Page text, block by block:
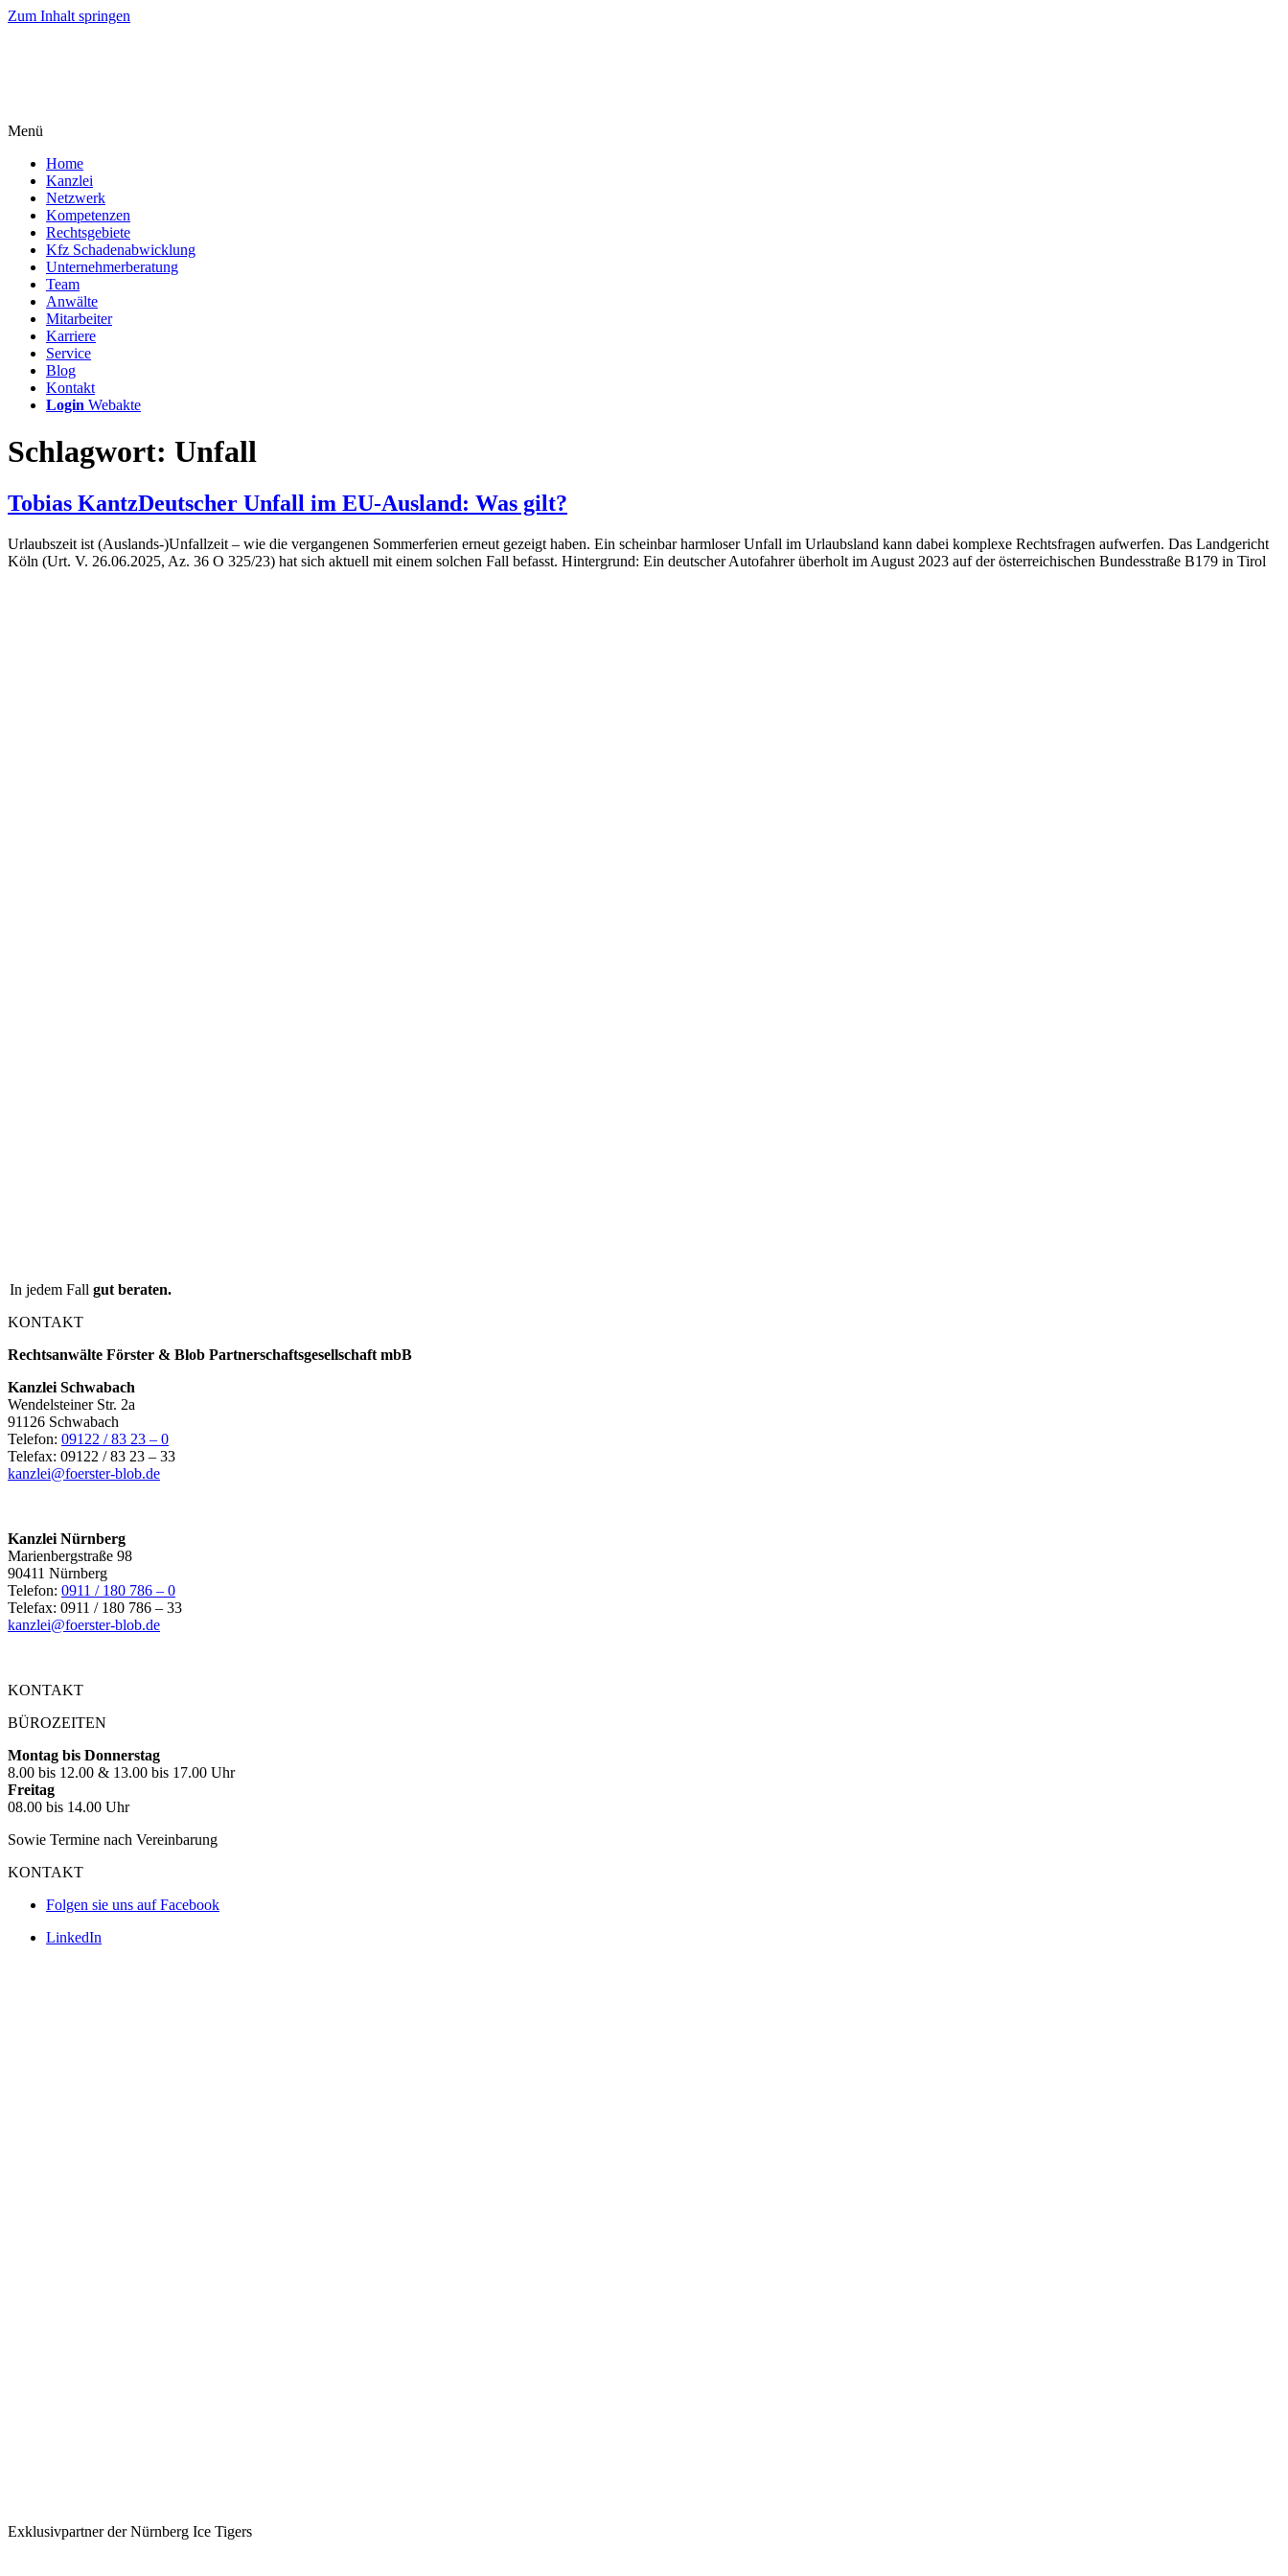
Zum Inhalt springen
Menü
Home
Kanzlei
Netzwerk
Kompetenzen
Rechtsgebiete
Kfz Schadenabwicklung
Unternehmerberatung
Team
Anwälte
Mitarbeiter
Karriere
Service
Blog
Kontakt
Login Webakte
Schlagwort: Unfall
Tobias KantzDeutscher Unfall im EU-Ausland: Was gilt?
Urlaubszeit ist (Auslands-)Unfallzeit – wie die vergangenen Sommerferien erneut gezeigt haben. Ein scheinbar harmloser Unfall im Urlaubsland kann dabei komplexe Rechtsfragen aufwerfen. Das Landgericht
Köln (Urt. V. 26.06.2025, Az. 36 O 325/23) hat sich aktuell mit einem solchen Fall befasst. Hintergrund: Ein deutscher Autofahrer überholt im August 2023 auf der österreichischen Bundesstraße B179 in Tirol
In jedem Fall gut beraten.
KONTAKT
Rechtsanwälte Förster & Blob Partnerschaftsgesellschaft mbB
Kanzlei Schwabach
Wendelsteiner Str. 2a
91126 Schwabach
Telefon: 09122 / 83 23 – 0
Telefax: 09122 / 83 23 – 33
kanzlei@foerster-blob.de
Kanzlei Nürnberg
Marienbergstraße 98
90411 Nürnberg
Telefon: 0911 / 180 786 – 0
Telefax: 0911 / 180 786 – 33
kanzlei@foerster-blob.de
KONTAKT
BÜROZEITEN
Montag bis Donnerstag
8.00 bis 12.00 & 13.00 bis 17.00 Uhr
Freitag
08.00 bis 14.00 Uhr
Sowie Termine nach Vereinbarung
KONTAKT
Folgen sie uns auf Facebook
LinkedIn
Exklusivpartner der Nürnberg Ice Tigers